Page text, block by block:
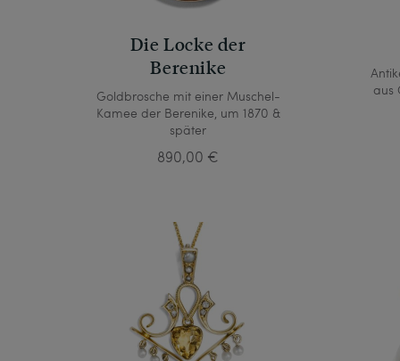
Die Locke der
Berenike
Goldbrosche mit einer Muschel-
Kamee der Berenike, um 1870 &
später
890,00 €
aus